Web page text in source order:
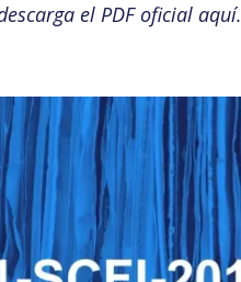
el PDF oficial aquí.